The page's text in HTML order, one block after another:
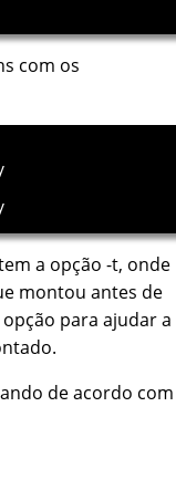
com os
a opção -t, onde
montou antes de
para ajudar a
de acordo com